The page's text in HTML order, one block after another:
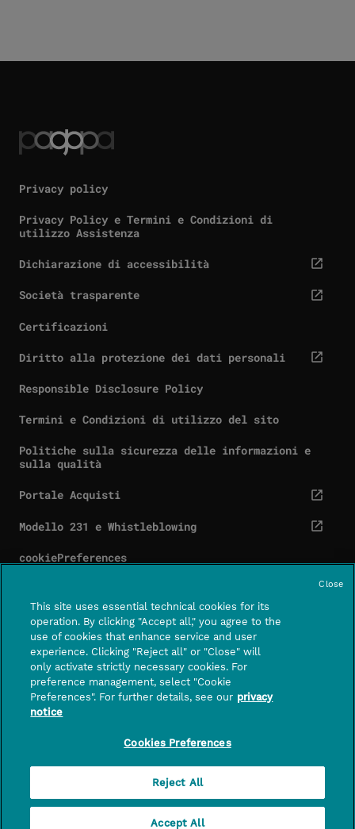
Privacy policy
Privacy Policy e Termini e Condizioni di
utilizzo Assistenza
Dichiarazione di accessibilità
cta.screenReaderExternal
Società trasparente
cta.screenReaderExternal
Certificazioni
Diritto alla protezione dei dati personali
cta.screenReaderExternal
Responsible Disclosure Policy
Termini e Condizioni di utilizzo del sito
Politiche sulla sicurezza delle informazioni e
sulla qualità
Portale Acquisti
cta.screenReaderExternal
Modello 231 e Whistleblowing
cta.screenReaderExternal
cookiePreferences
Contatti Centro assistenza
FOLLOWUS
PagoPA S.p.A. – società per azioni con socio unico
– capitale sociale di euro 1,000,000 interamente
Roma, CF e P.IVA 15376371009
This site uses essential technical cookies for its
operation. By clicking "Accept all," you agree to the
use of cookies that enhance service and user
experience. Clicking "Reject all" or "Close" will
only activate strictly necessary cookies. For
preference management, select "Cookie
Preferences". For further details, see our privacy
notice
Cookies Preferences
Reject All
Accept All
Close